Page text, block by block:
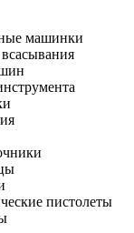
машинки
пистолеты